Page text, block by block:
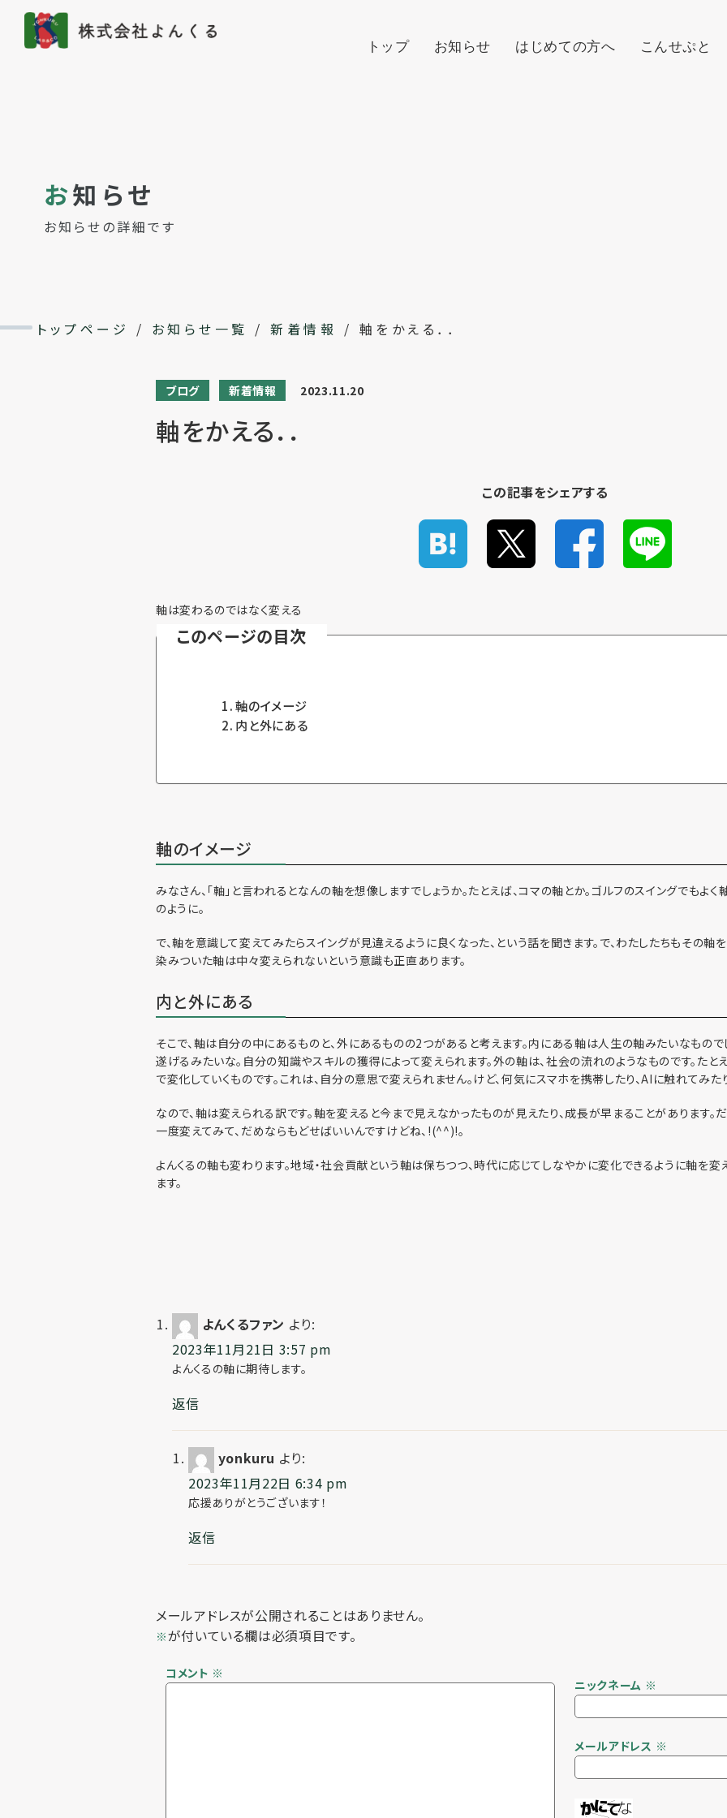
トップ お知らせ はじめての方へ こんせぷと
お知らせ
お知らせの詳細です
トップページ / お知らせ一覧 / 新着情報 / 軸をかえる．．
ブログ 新着情報 2023.11.20
軸をかえる．．
この記事をシェアする
軸は変わるのではなく変える
このページの目次
軸のイメージ
内と外にある
軸のイメージ
みなさん、「軸」と言われるとなんの軸を想像しますでしょうか。たとえば、コマの軸とか。ゴルフのスイングでもよく
のように。
で、軸を意識して変えてみたらスイングが見違えるように良くなった、という話を聞きます。で、わたしたちもその
染みついた軸は中々変えられないという意識も正直あります。
内と外にある
そこで、軸は自分の中にあるものと、外にあるものの2つがあると考えます。内にある軸は人生の軸みたいなもの
遂げるみたいな。自分の知識やスキルの獲得によって変えられます。外の軸は、社会の流れのようなものです。たと
で変化していくものです。これは、自分の意思で変えられません。けど、何気にスマホを携帯したり、AIに触れてみた
なので、軸は変えられる訳です。軸を変えると今まで見えなかったものが見えたり、成長が早まることがあります。
一度変えてみて、だめならもどせばいいんですけどね、!(^^)!。
よんくるの軸も変わります。地域・社会貢献という軸は保ちつつ、時代に応じてしなやかに変化できるように軸を
ます。
よんくるファン より:
2023年11月21日 3:57 pm
よんくるの軸に期待します。
返信
yonkuru より:
2023年11月22日 6:34 pm
応援ありがとうございます！
返信
メールアドレスが公開されることはありません。
※が付いている欄は必須項目です。
コメント ※
ニックネーム ※
メールアドレス ※